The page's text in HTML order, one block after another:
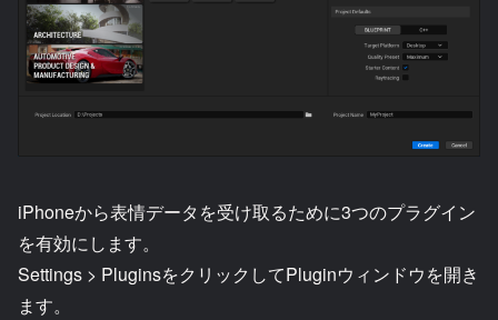
iPhoneから表情データを受け取るために3つのプラグイン
を有効にします。
Settings > PluginsをクリックしてPluginウィンドウを開き
ます。